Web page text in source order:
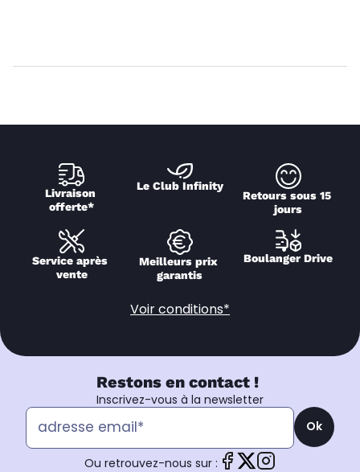
Livraison
offerte*
Le Club Infinity
Retours sous 15
jours
Service après
vente
Meilleurs prix
garantis
Boulanger Drive
Voir conditions*
Restons en contact !
Inscrivez-vous à la newsletter
Ok
Ou retrouvez-nous sur :